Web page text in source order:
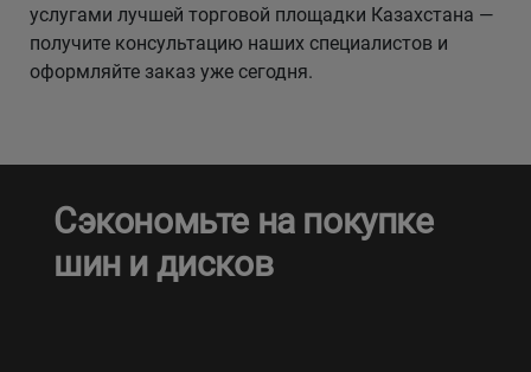
услугами лучшей торговой площадки Казахстана —
получите консультацию наших специалистов и
оформляйте заказ уже сегодня.
Сэкономьте на покупке
шин и дисков